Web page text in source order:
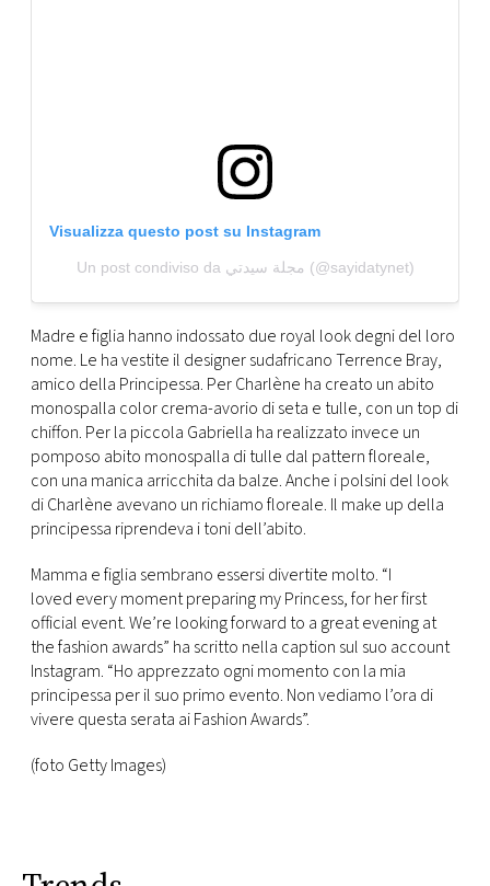
Visualizza questo post su Instagram
Un post condiviso da مجلة سيدتي (@sayidatynet)
Madre e figlia hanno indossato due royal look degni del loro
nome. Le ha vestite il designer sudafricano Terrence Bray,
amico della Principessa. Per Charlène ha creato un abito
monospalla color crema-avorio di seta e tulle, con un top di
chiffon. Per la piccola Gabriella ha realizzato invece un
pomposo abito monospalla di tulle dal pattern floreale,
con una manica arricchita da balze. Anche i polsini del look
di Charlène avevano un richiamo floreale. Il make up della
principessa riprendeva i toni dell’abito.
Mamma e figlia sembrano essersi divertite molto. “I
loved every moment preparing my Princess, for her first
official event. We’re looking forward to a great evening at
the fashion awards” ha scritto nella caption sul suo account
Instagram. “Ho apprezzato ogni momento con la mia
principessa per il suo primo evento. Non vediamo l’ora di
vivere questa serata ai Fashion Awards”.
(foto Getty Images)